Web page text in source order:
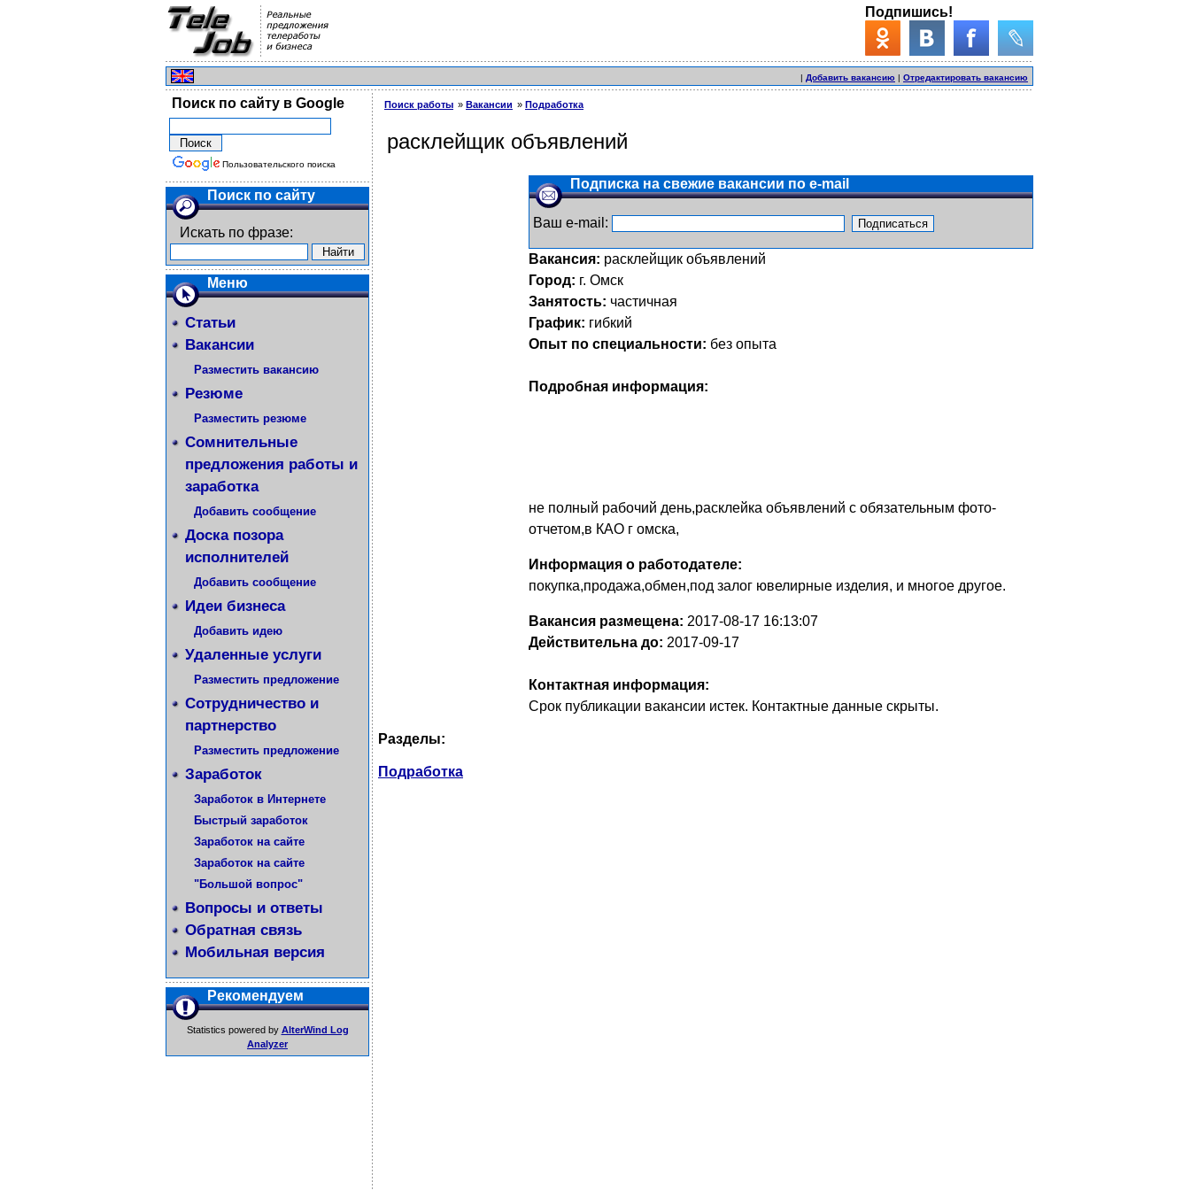
Подпишись!
| Добавить вакансию | Отредактировать вакансию
Поиск по сайту в Google
Пользовательского поиска
Поиск по сайту
Искать по фразе:
Меню
Статьи
Вакансии
Разместить вакансию
Резюме
Разместить резюме
Сомнительные
предложения работы и
заработка
Добавить сообщение
Доска позора
исполнителей
Добавить сообщение
Идеи бизнеса
Добавить идею
Удаленные услуги
Разместить предложение
Сотрудничество и
партнерство
Разместить предложение
Заработок
Заработок в Интернете
Быстрый заработок
Заработок на сайте
Заработок на сайте
"Большой вопрос"
Вопросы и ответы
Обратная связь
Мобильная версия
Рекомендуем
Statistics powered by AlterWind Log
Analyzer
Поиск работы Вакансии Подработка
расклейщик объявлений
Подписка на свежие вакансии по e-mail
Ваш e-mail:
Вакансия: расклейщик объявлений
Город: г. Омск
Занятость: частичная
График: гибкий
Опыт по специальности: без опыта
Подробная информация:
не полный рабочий день,расклейка объявлений с обязательным фото-
отчетом,в КАО г омска,
Информация о работодателе:
покупка,продажа,обмен,под залог ювелирные изделия, и многое другое.
Вакансия размещена: 2017-08-17 16:13:07
Действительна до: 2017-09-17
Контактная информация:
Срок публикации вакансии истек. Контактные данные скрыты.
Разделы:
Подработка